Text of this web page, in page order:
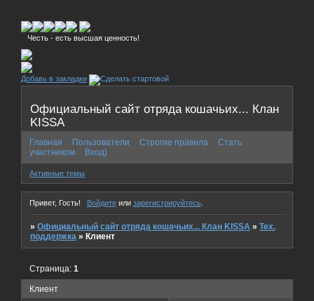
Честь - есть высшая ценность!
Добавь в закладки
Официальный сайт отряда кошачьих... Клан
KISSA
Главная Пользователи Строгие правила
Стать
участником
Вход)
Активные темы
Привет, Гость! Войдитеили зарегистрируйтесь.
»Официальный сайт отряда кошачьих... Клан KISSA »Тех.
поддержка »Клиент
Клиент
Страница:1